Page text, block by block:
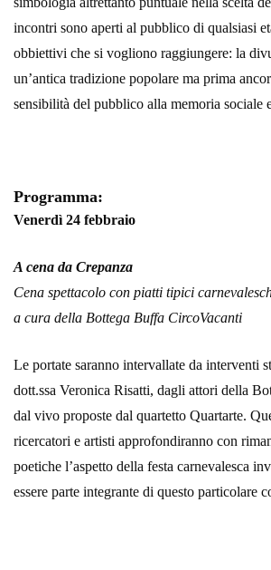
incontri sono aperti al pubblico di qualsiasi
obbiettivi che si vogliono raggiungere: la
un’antica tradizione popolare ma prima
sensibilità del pubblico alla memoria sociale
Programma:
Venerdì 24 febbraio
A cena da Crepanza
Cena spettacolo con piatti tipici
a cura della Bottega Buffa CircoVacanti
Le portate saranno intervallate da interventi
dott.ssa Veronica Risatti, dagli attori della
dal vivo proposte dal quartetto Quartarte.
ricercatori e artisti approfondiranno con
poetiche l’aspetto della festa carnevalesca
essere parte integrante di questo particolare